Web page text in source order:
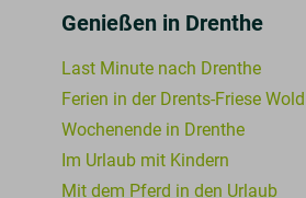
Genießen in Drenthe
Last Minute nach Drenthe
Ferien in der Drents-Friese Wold
Wochenende in Drenthe
Im Urlaub mit Kindern
Mit dem Pferd in den Urlaub